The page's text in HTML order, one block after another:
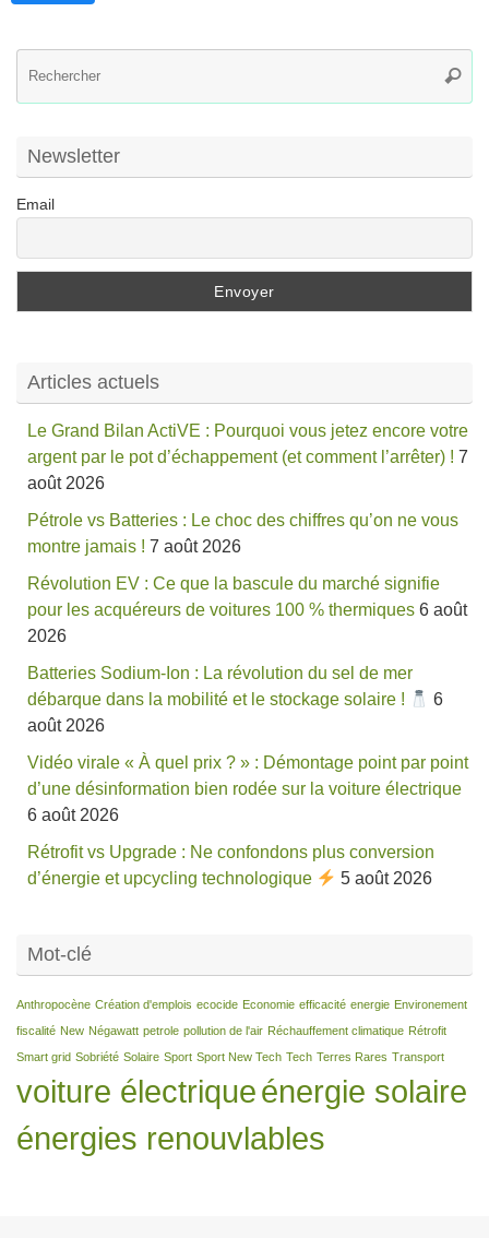
Newsletter
Email
Articles actuels
Le Grand Bilan ActiVE : Pourquoi vous jetez encore votre
argent par le pot d’échappement (et comment l’arrêter) ! 7
août 2026
Pétrole vs Batteries : Le choc des chiffres qu’on ne vous
montre jamais ! 7 août 2026
Révolution EV : Ce que la bascule du marché signifie
pour les acquéreurs de voitures 100 % thermiques 6 août
2026
Batteries Sodium-Ion : La révolution du sel de mer
débarque dans la mobilité et le stockage solaire !
6
août 2026
Vidéo virale « À quel prix ? » : Démontage point par point
d’une désinformation bien rodée sur la voiture électrique
6 août 2026
Rétrofit vs Upgrade : Ne confondons plus conversion
d’énergie et upcycling technologique
5 août 2026
Mot-clé
Anthropocène Création d'emplois ecocide Economie efficacité energie Environement
fiscalité New Négawatt petrole pollution de l'air Réchauffement climatique Rétrofit
Smart grid Sobriété Solaire Sport Sport New Tech Tech Terres Rares Transport
voiture électriqueénergie solaire
énergies renouvlables